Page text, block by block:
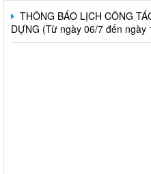
THÔNG BÁO LỊCH CÔNG
DỰNG (Từ ngày 06/7 đến ngày